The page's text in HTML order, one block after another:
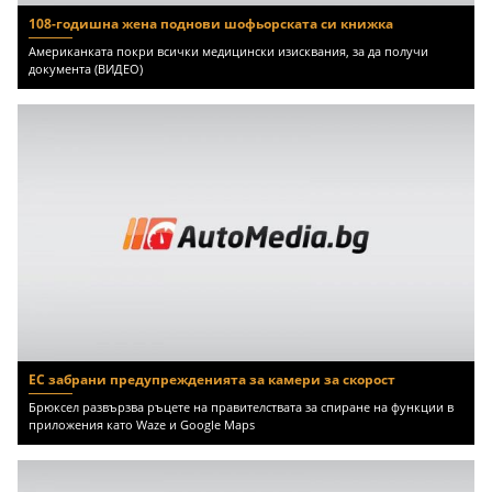
108-годишна жена поднови шофьорската си книжка
Американката покри всички медицински изисквания, за да получи
документа (ВИДЕО)
ЕС забрани предупрежденията за камери за скорост
Брюксел развързва ръцете на правителствата за спиране на функции в
приложения като Waze и Google Maps